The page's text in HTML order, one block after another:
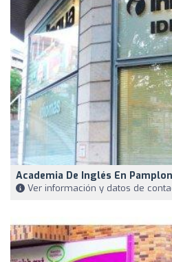
Academia De Inglés En
Ver información y datos de